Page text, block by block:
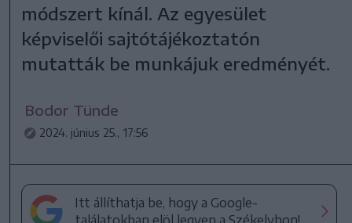
módszert kínál. Az egyesület
képviselői sajtótájékoztatón
mutatták be munkájuk eredményét.
Bodor Tünde
2024. június 25., 17:56
Itt állíthatja be, hogy a Google-
találatokban elöl legyen a Székelyhon!